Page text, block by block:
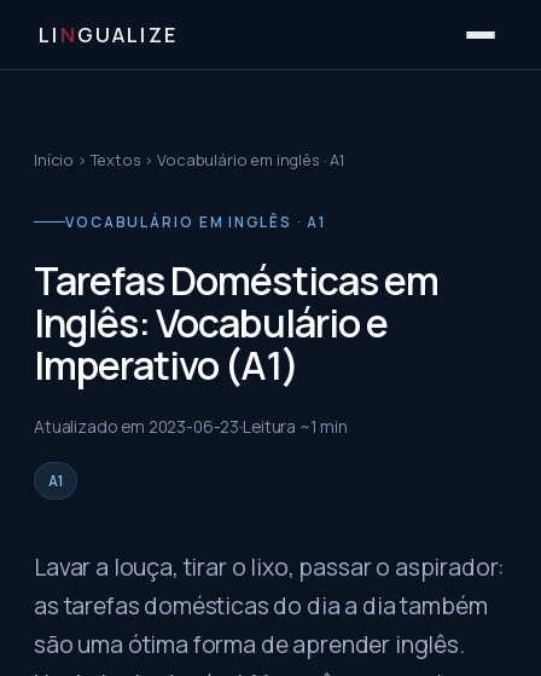
LI NGUALIZE
Início ›Textos ›Vocabulário em inglês · A1
VOCABULÁRIO EM INGLÊS · A1
Tarefas Domésticas em
Inglês: Vocabulário e
Imperativo (A1)
Atualizado em 2023-06-23 Leitura ~1 min
A1
Lavar a louça, tirar o lixo, passar o aspirador:
as tarefas domésticas do dia a dia também
são uma ótima forma de aprender inglês.